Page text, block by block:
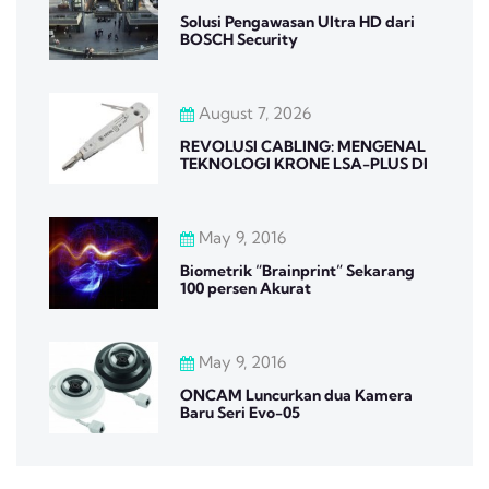
Solusi Pengawasan Ultra HD dari
BOSCH Security
August 7, 2026
REVOLUSI CABLING: MENGENAL
TEKNOLOGI KRONE LSA-PLUS DI
May 9, 2016
Biometrik “Brainprint” Sekarang
100 persen Akurat
May 9, 2016
ONCAM Luncurkan dua Kamera
Baru Seri Evo-05